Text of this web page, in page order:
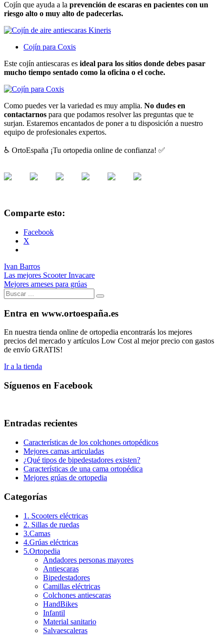
Cojín que ayuda a la prevención de escaras en pacientes con un
riesgo alto o muy alto de padecerlas.
Cojín para Coxis
Este cojín antiescaras es ideal para los sitios donde debes pasar
mucho tiempo sentado como la oficina o el coche.
Como puedes ver la variedad es muy amplia. No dudes en
contactarnos para que podamos resolver las preguntas que te
surjan. Estaremos encantados de poner a tu disposición a nuestro
equipo de profesionales expertos.
♿ OrtoEspaña ¡Tu ortopedia online de confianza! ✅
Comparte esto:
Facebook
X
Ivan Barros
Las mejores Scooter Invacare
Mejores arneses para grúas
Buscar:
Buscar
Entra en www.ortoespaña.es
En nuestra tienda online de ortopedia encontrarás los mejores
precios del mercado y artículos Low Cost al mejor precio con gastos
de envío GRATIS!
Ir a la tienda
Síguenos en Facebook
Entradas recientes
Características de los colchones ortopédicos
Mejores camas articuladas
¿Qué tipos de bipedestadores existen?
Características de una cama ortopédica
Mejores grúas de ortopedia
Categorías
1. Scooters eléctricas
2. Sillas de ruedas
3.Camas
4.Grúas eléctricas
5.Ortopedia
Andadores personas mayores
Antiescaras
Bipedestadores
Camillas eléctricas
Colchones antiescaras
HandBikes
Infantil
Material sanitario
Salvaescaleras